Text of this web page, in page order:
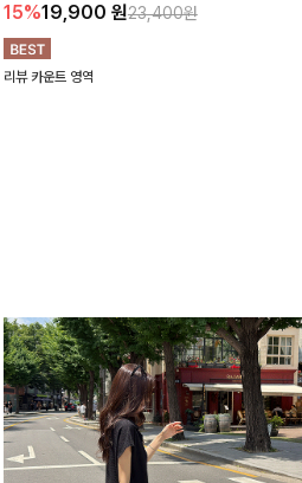
높게 즐겨지는 아이템!
15%19,900 원23,400원
리뷰 카운트 영역